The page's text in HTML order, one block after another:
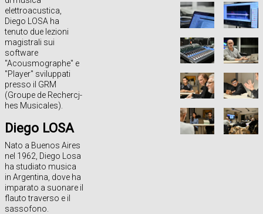
elettroacustica,
Diego LOSA ha
tenuto due lezioni
magistrali sui
software
"Acousmographe" e
"Player" sviluppati
presso il GRM
(Groupe de Rechercj-
hes Musicales).
Diego LOSA
Nato a Buenos Aires
nel 1962, Diego Losa
ha studiato musica
in Argentina, dove ha
imparato a suonare il
flauto traverso e il
sassofono.